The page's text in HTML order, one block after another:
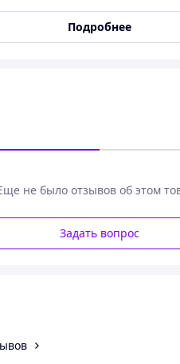
Контроль в
Подробнее
не было отзывов об этом
Задать вопрос